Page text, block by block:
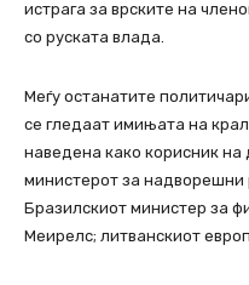
истрага за врските на
со руската влада.
Меѓу останатите
се гледаат имињата на
наведена како корисник
министерот за надворешни
Бразилскиот министер за
Меирелс; литванскиот